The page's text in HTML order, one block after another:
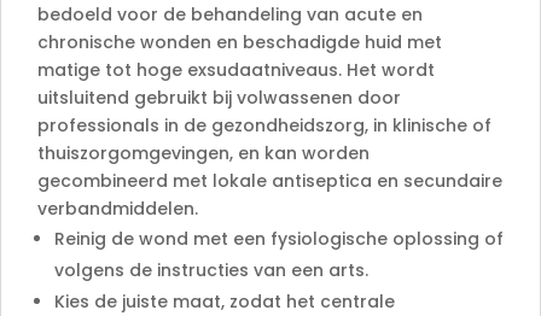
bedoeld voor de behandeling van acute en
chronische wonden en beschadigde huid met
matige tot hoge exsudaatniveaus. Het wordt
uitsluitend gebruikt bij volwassenen door
professionals in de gezondheidszorg, in klinische of
thuiszorgomgevingen, en kan worden
gecombineerd met lokale antiseptica en secundaire
verbandmiddelen.
Reinig de wond met een fysiologische oplossing of
volgens de instructies van een arts.
Kies de juiste maat, zodat het centrale